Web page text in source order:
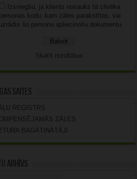
Izsniegšu, ja klients nosauks tā cilvēka
kodu, kam zāles parakstītas, vai
šo personu apliecinošu dokumentu.
Skatīt rezultātus
saites
REĢISTRS
ZĀLES
BAGĀTINĀTĀJI
arhīvs